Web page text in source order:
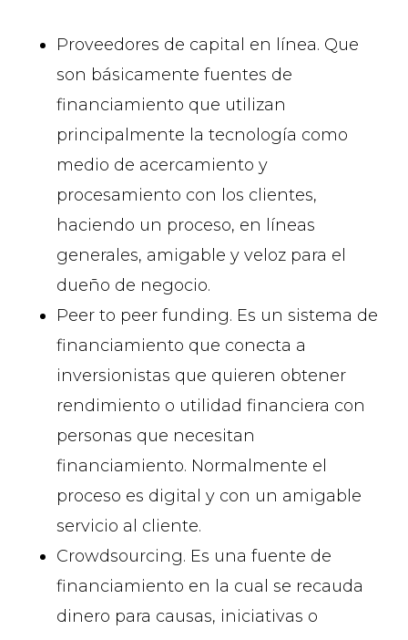
Proveedores de capital en línea. Que
son básicamente fuentes de
financiamiento que utilizan
principalmente la tecnología como
medio de acercamiento y
procesamiento con los clientes,
haciendo un proceso, en líneas
generales, amigable y veloz para el
dueño de negocio.
Peer to peer funding. Es un sistema de
financiamiento que conecta a
inversionistas que quieren obtener
rendimiento o utilidad financiera con
personas que necesitan
financiamiento. Normalmente el
proceso es digital y con un amigable
servicio al cliente.
Crowdsourcing. Es una fuente de
financiamiento en la cual se recauda
dinero para causas, iniciativas o